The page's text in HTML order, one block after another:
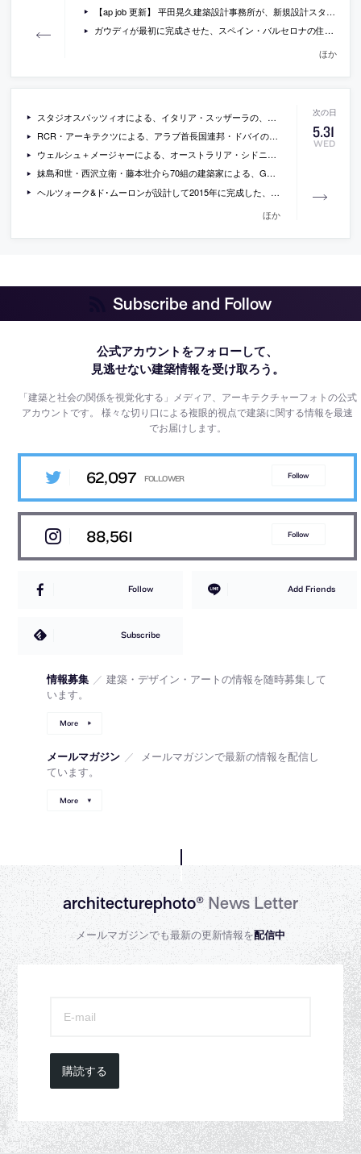
【ap job 更新】 平田晃久建築設計事務所が、新規設計スタッフを募集中
ガウディが最初に完成させた、スペイン・バルセロナの住宅「カーサ・ビセンス」がこの秋から一般公開へ
ほか
5.31
WED
スタジオスパッツィオによる、イタリア・スッザーラの、切妻屋根を2枚の壁で支える軽快な構造が特徴的な、車庫兼倉庫の写真
RCR・アーキテクツによる、アラブ首長国連邦・ドバイの、高層集合住宅の画像
ウェルシュ＋メージャーによる、オーストラリア・シドニーの、各部のディテールと素材の使い方が絶妙な住宅の写真
妹島和世・西沢立衛・藤本壮介ら70組の建築家による、GAによる書籍『建築への旅 建築からの旅』が発売中
ヘルツォーク&ド･ムーロンが設計して2015年に完成した、スペインの銀行グループBBVAの本社の膨大な写真
ほか
Subscribe and Follow
公式アカウントをフォローして、
見逃せない建築情報を受け取ろう。
「建築と社会の関係を視覚化する」メディア、アーキテクチャーフォトの公式
アカウントです。様々な切り口による複眼的視点で建築に関する情報を最速
でお届けします。
62,097 Follow
88,561 Follow
Follow Add Friends
Subscribe
情報募集 ／ 建築・デザイン・アートの情報を随時募集して
います。
More
メールマガジン ／
メールマガジンで最新の情報を配信し
ています。
More
architecturephoto®News Letter
メールマガジンでも最新の更新情報を配信中
購読する